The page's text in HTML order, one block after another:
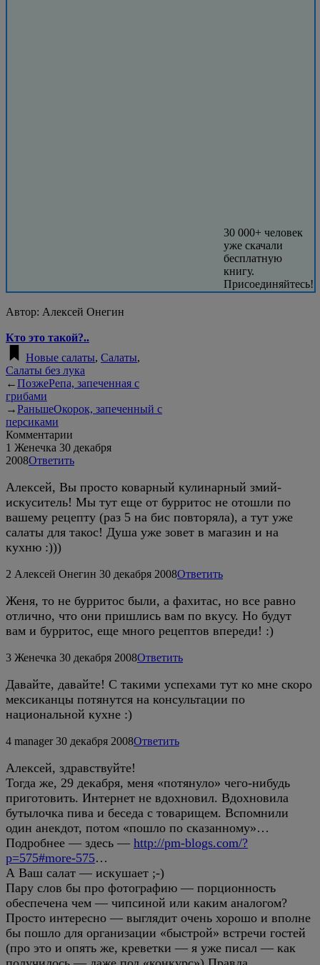
30 000+ человек
уже скачали
бесплатную
книгу.
Присоединяйтесь!
Автор: Алексей Онегин
Кто это такой?..
Новые салаты, Салаты,
Салаты без лука
←ПозжеРепа, запеченная с
грибами
→РаньшеОкорок, запеченный с
персиками
Комментарии
1 Женечка 30 декабря
2008Ответить
Алексей, Вы просто коварный кулинарный змий-
искуситель! Мы тут еще от бурритос не отошли по
вашему рецепту (раз 5 на бис повторяла), а тут уже
салаты для такос! Душа уже зовет в магазин и на
кухню :)))
2 Алексей Онегин 30 декабря 2008Ответить
Женя, то не бурритос были, а фахитас, но все равно
отлично, что они пришлись вам по вкусу. Но будут
вам и бурритос, еще много рецептов впереди! :)
3 Женечка 30 декабря 2008Ответить
Давайте, давайте! С такими успехами тут ко мне скоро
мексиканцы потянутся на консультации по
национальной кухне :)
4 manager 30 декабря 2008Ответить
Алексей, здравствуйте!
Тогда же, 29 декабря, меня «потянуло» чего-нибудь
приготовить. Интернет не вдохновил. Вдохновила
бутылочка пива и беседа с товарищем. Вспомнили
один анекдот, потом «пошло по сказанному»…
Подробнее — здесь — http://pm-blogs.com/?
p=575#more-575…
А Ваш салат — искушает ;-)
Пару слов бы про фотографию — порционность
обеспечена чем — чипсиной или каким аналогом?
Просто интересно — выглядит очень хорошо и вполне
бы пошло для организации «быстрой» встречи гостей
(про это и опять же, креветки — я уже писал — как